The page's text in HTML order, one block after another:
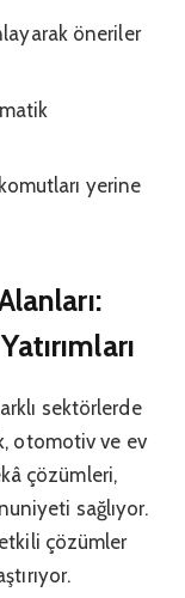
öneriler
yerine
sektörlerde
otomotiv ve ev
çözümleri,
sağlıyor.
çözümler